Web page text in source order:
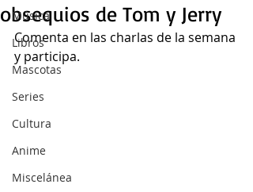
Música
Libros
Mascotas
Series
Cultura
Anime
Miscelánea
obsequios de Tom y Jerry
Comenta en las charlas de la semana
y participa.